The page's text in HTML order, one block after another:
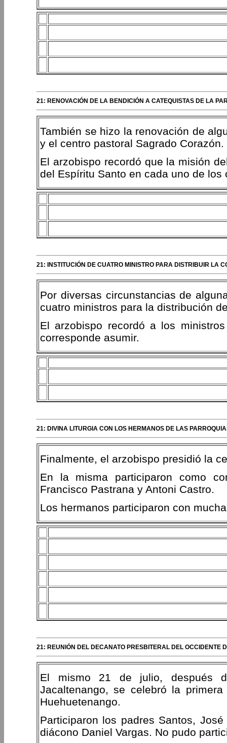
21: RENOVACIÓN DE LA BENDICIÓN A CATEQUISTAS DE LA
También se hizo la renovación de
y el centro pastoral Sagrado Corazón.
El arzobispo recordó que la misión
del Espíritu Santo en cada uno de
21: INSTITUCIÓN DE CUATRO MINISTRO PARA DISTRIBUIR LA
Por diversas circunstancias de
cuatro ministros para la distribución
El arzobispo recordó a los
corresponde asumir.
21: DIVINA LITURGIA CON LOS HERMANOS DE LAS
Finalmente, el arzobispo presidió la
En la misma participaron como
Francisco Pastrana y Antoni Castro.
Los hermanos participaron con
21: REUNIÓN DEL DECANATO PRESBITERAL DEL OCCIDENTE
El mismo 21 de julio, después
Jacaltenango, se celebró la
Huehuetenango.
Participaron los padres Santos,
diácono Daniel Vargas. No pudo